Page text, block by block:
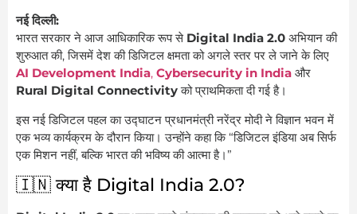
नई दिल्ली:
भारत सरकार ने आज आधिकारिक रूप से Digital India 2.0 अभियान की
शुरुआत की, जिसमें देश की डिजिटल क्षमता को अगले स्तर पर ले जाने के लिए
AI Development India, Cybersecurity in India और
Rural Digital Connectivityको प्राथमिकता दी गई है।
इस नई डिजिटल पहल का उद्घाटन प्रधानमंत्री नरेंद्र मोदी ने विज्ञान भवन में
एक भव्य कार्यक्रम के दौरान किया। उन्होंने कहा कि “डिजिटल इंडिया अब सिर्फ
एक मिशन नहीं, बल्कि भारत की भविष्य की आत्मा है।”
🇮🇳 क्या है Digital India 2.0?